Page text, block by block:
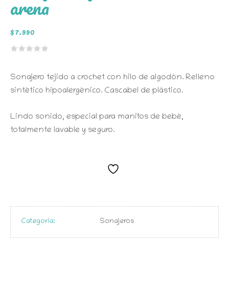
arena
$7.990
Sonajero tejido a crochet con hilo de algodón. Relleno
sintético hipoalergénico. Cascabel de plástico.
Lindo sonido, especial para manitos de bebé,
totalmente lavable y seguro.
Categoría: Sonajeros